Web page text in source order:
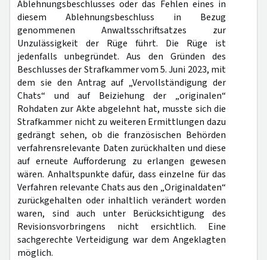
Ablehnungsbeschlusses oder das Fehlen eines in
diesem Ablehnungsbeschluss in Bezug
genommenen Anwaltsschriftsatzes zur
Unzulässigkeit der Rüge führt. Die Rüge ist
jedenfalls unbegründet. Aus den Gründen des
Beschlusses der Strafkammer vom 5. Juni 2023, mit
dem sie den Antrag auf „Vervollständigung der
Chats“ und auf Beiziehung der „originalen“
Rohdaten zur Akte abgelehnt hat, musste sich die
Strafkammer nicht zu weiteren Ermittlungen dazu
gedrängt sehen, ob die französischen Behörden
verfahrensrelevante Daten zurückhalten und diese
auf erneute Aufforderung zu erlangen gewesen
wären. Anhaltspunkte dafür, dass einzelne für das
Verfahren relevante Chats aus den „Originaldaten“
zurückgehalten oder inhaltlich verändert worden
waren, sind auch unter Berücksichtigung des
Revisionsvorbringens nicht ersichtlich. Eine
sachgerechte Verteidigung war dem Angeklagten
möglich.